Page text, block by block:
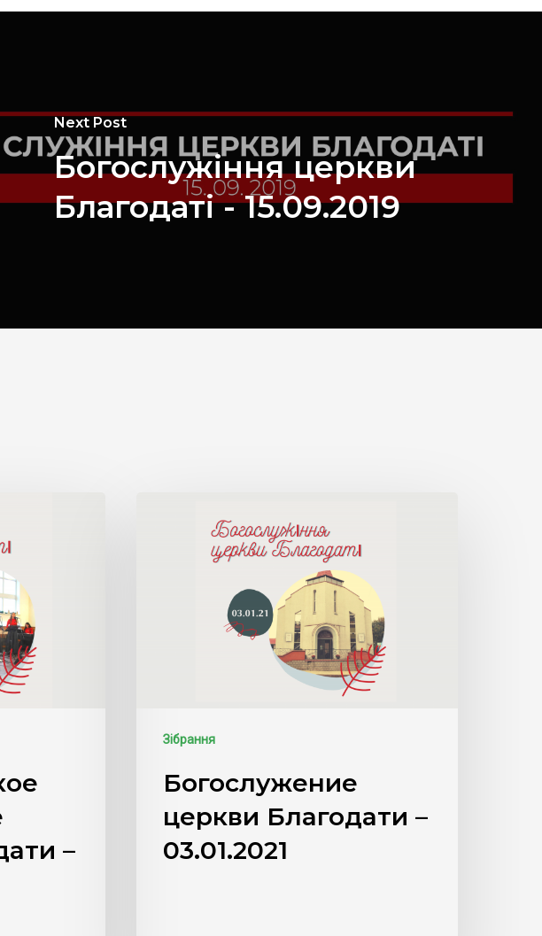
Next Post
Богослужіння церкви
Благодаті - 15.09.2019
–
Зібрання
Богослужение
церкви Благодати –
03.01.2021